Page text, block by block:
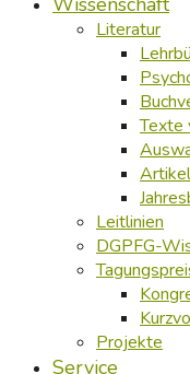
Literatur
Texte
Leitlinien
DGPFG-
Projekte
Service